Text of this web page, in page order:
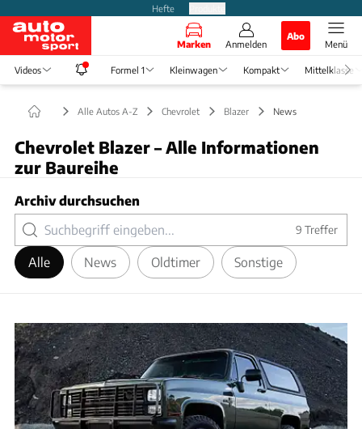
Hefte
Marken Anmelden
Abo
Menü
Videos Formel 1 Kleinwagen Kompakt Mittelklasse
Alle Autos A-Z Chevrolet Blazer News
Chevrolet Blazer – Alle Informationen
zur Baureihe
Archiv durchsuchen
9 Treffer
Alle News Oldtimer Sonstige